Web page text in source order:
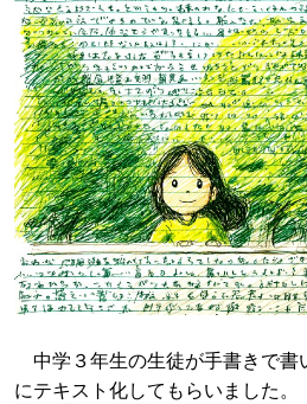
中学３年生の生徒が手書きで書
にテキスト化してもらいました。